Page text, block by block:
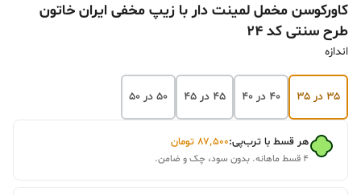
کاورکوسن مخمل لمینت دار با زیپ مخفی ایران خاتون
طرح سنتی کد ۲۴
اندازه
۳۵ در ۳۵ ۴۰ در ۴۰ ۴۵ در ۴۵ ۵۰ در ۵۰
هر قسط با ترب‌پی:۸۷٬۵۰۰ تومان
۴ قسط ماهانه. بدون سود، چک و ضامن.